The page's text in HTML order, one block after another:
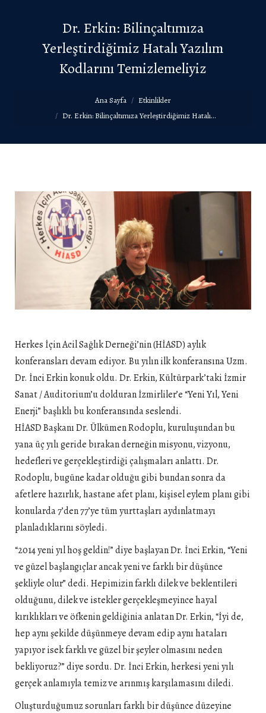
Dr. Erkin: Bilinçaltımıza
Yerleştirdiğimiz Hatalı Yazılım
Kodlarını Temizlemeliyiz
Ana Sayfa
Etkinlikler
Dr. Erkin: Bilinçaltımıza Yerleştirdiğimiz Hatalı…
Herkes İçin Acil Sağlık Derneği’nin (HİASD) aylık
konferansları devam ediyor. Bu yılın ilk konferansına Uzm.
Dr. İnci Erkin konuk oldu. Dr. Erkin, Kültürpark’taki İzmir
Sanat / Auditorium’u dolduran İzmirliler’e “Yeni Yıl, Yeni
Enerji” başlıklı bu konferansında seslendi.
HİASD Başkanı Dr. Ülkümen Rodoplu, kuruluşundan bu
yana üç yılı geride bırakan derneğin misyonu, vizyonu,
hedefleri ve gerçekleştirdiği çalışmaları anlattı. Dr.
Rodoplu, bugüne kadar olduğu gibi bundan sonra da
afetlere hazırlık, hastane afet planı, kişisel eylem planı gibi
konularda 7’den 77’ye tüm yurttaşları aydınlatmayı
planladıklarını söyledi.
“2014 yeni yıl hoş geldin!” diye başlayan Dr. İnci Erkin, “Yeni
ve güzel başlangıçlar ancak yeni ve farklı bir düşünce
şekliyle olur” dedi. Hepimizin farklı dilek ve beklentileri
olduğunu, dilek ve istekler gerçekleşmeyince hayal
kırıklıkları ve öfkenin geldiğinia anlatan Dr. Erkin, “İyi de,
hep aynı şekilde düşünmeye devam edip aynı hataları
yapıyor isek farklı ve güzel bir şeyler olmasını neden
bekliyoruz?” diye sordu. Dr. İnci Erkin, herkesi yeni yılı
gerçek anlamıyla temiz ve arınmış karşılamasını diledi.
Oluşturduğumuz sorunları farklı bir düşünce düzeyine